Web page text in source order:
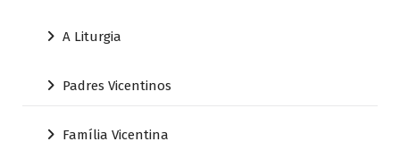
A Liturgia
Padres Vicentinos
Família Vicentina